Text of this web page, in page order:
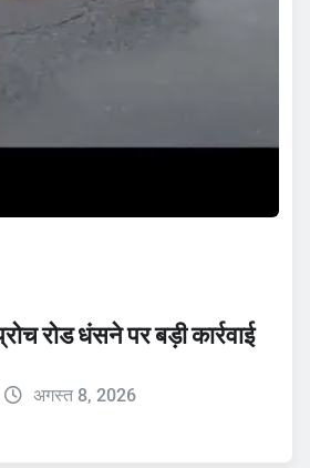
रोड धंसने पर बड़ी कार्रवाई
अगस्त 8, 2026